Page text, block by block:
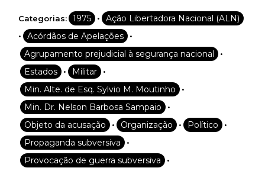
Categorias: 1975 • Ação Libertadora Nacional (ALN)
• Acórdãos de Apelações •
Agrupamento prejudicial à segurança nacional •
Estados • Militar •
Min. Alte. de Esq. Sylvio M. Moutinho •
Min. Dr. Nelson Barbosa Sampaio •
Objeto da acusação • Organização • Político •
Propaganda subversiva •
Provocação de guerra subversiva •